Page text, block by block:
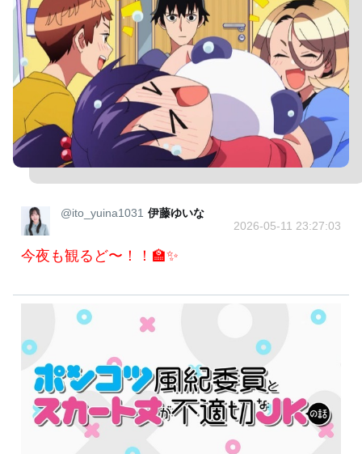
@ito_yuina1031 伊藤ゆいな
2026-05-11 23:27:03
今夜も観るど〜！！🏫✨